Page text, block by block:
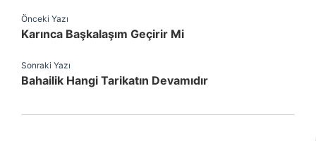
Önceki Yazı
Karınca Başkalaşım Geçirir Mi
Sonraki Yazı
Bahailik Hangi Tarikatın Devamıdır